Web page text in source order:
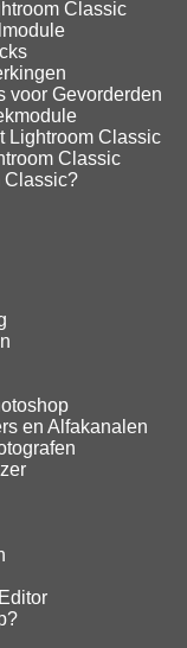
Classic
voor Gevorderden
Lightroom Classic
Classic
Classic?
en Alfakanalen